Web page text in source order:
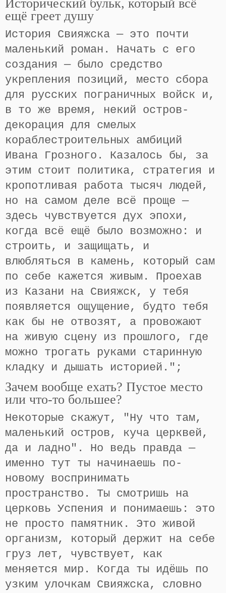
Исторический бульк, который всё
ещё греет душу
История Свияжска — это почти
маленький роман. Начать с его
создания — было средство
укрепления позиций, место сбора
для русских пограничных войск и,
в то же время, некий остров-
декорация для смелых
кораблестроительных амбиций
Ивана Грозного. Казалось бы, за
этим стоит политика, стратегия и
кропотливая работа тысяч людей,
но на самом деле всё проще —
здесь чувствуется дух эпохи,
когда всё ещё было возможно: и
строить, и защищать, и
влюбляться в камень, который сам
по себе кажется живым. Проехав
из Казани на Свияжск, у тебя
появляется ощущение, будто тебя
как бы не отвозят, а провожают
на живую сцену из прошлого, где
можно трогать руками старинную
кладку и дышать историей.";
Зачем вообще ехать? Пустое место
или что-то большее?
Некоторые скажут, "Ну что там,
маленький остров, куча церквей,
да и ладно". Но ведь правда —
именно тут ты начинаешь по-
новому воспринимать
пространство. Ты смотришь на
церковь Успения и понимаешь: это
не просто памятник. Это живой
организм, который держит на себе
груз лет, чувствует, как
меняется мир. Когда ты идёшь по
узким улочкам Свияжска, словно